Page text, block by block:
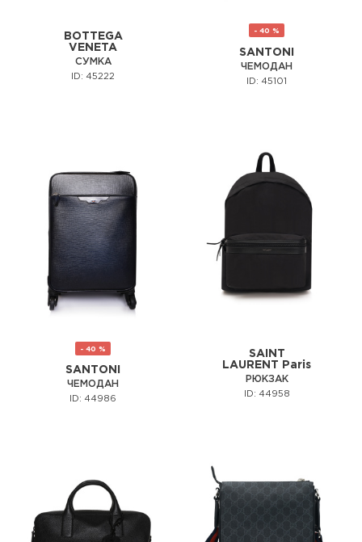
BOTTEGA
VENETA
СУМКА
ID: 45222
- 40 %
SANTONI
ЧЕМОДАН
ID: 45101
- 40 %
SANTONI
ЧЕМОДАН
ID: 44986
SAINT
LAURENT Paris
РЮКЗАК
ID: 44958